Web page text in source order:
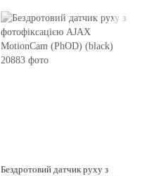
Бездротовий датчик руху з